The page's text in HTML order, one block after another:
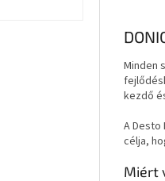
Minden
kezdő
A
célja,
Miért